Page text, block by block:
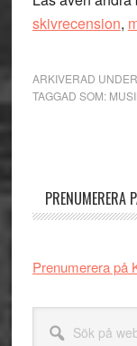
skivrecension,
ARKIVERAD
TAGGAD SOM:
PRENUMERERA
Prenumerera på